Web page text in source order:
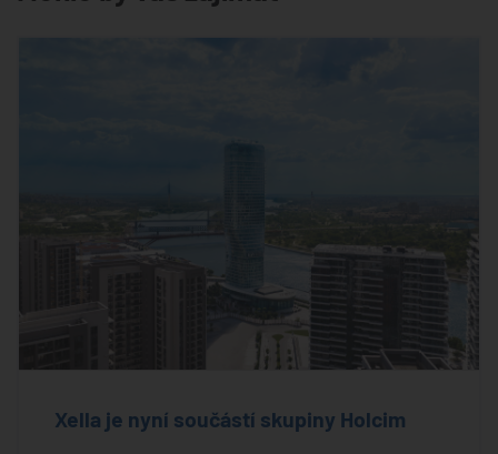
Xella je nyní součástí skupiny Holcim